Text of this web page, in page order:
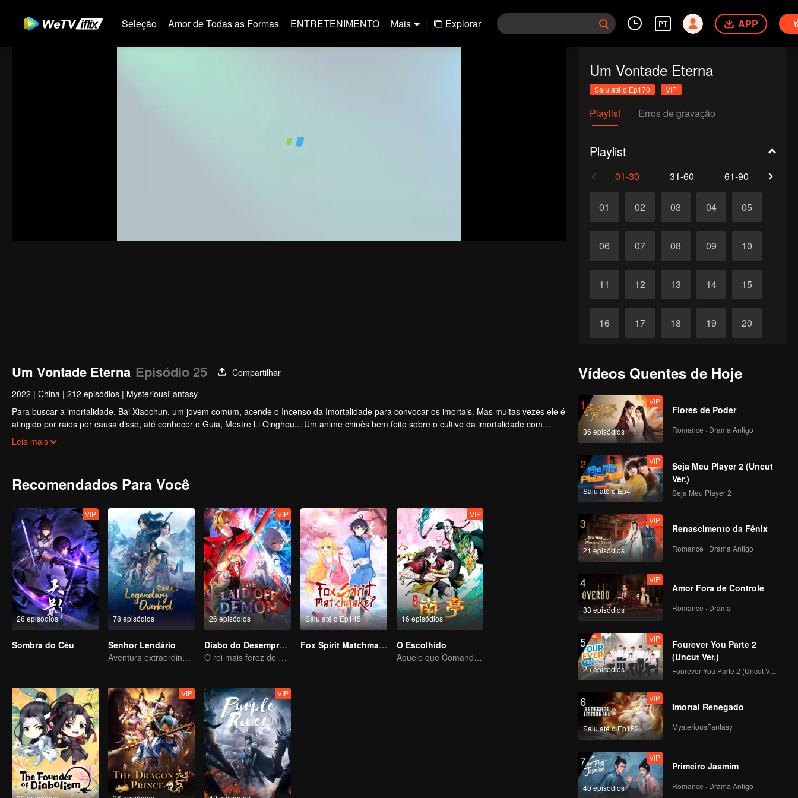
Seleção Amor de Todas as Formas ENTRETENIMENTO Mais | Explorar PT APP
Um Vontade Eterna
Saiu até o Ep170 VIP
Playlist Erros de gravação
Playlist
01-30 31-60 61-90
01 02 03 04 05
06 07 08 09 10
11 12 13 14 15
16 17 18 19 20
26 27
Um Vontade Eterna Episódio 25
Compartilhar
2022 | China | 212 episódios | MysteriousFantasy
Para buscar a imortalidade, Bai Xiaochun, um jovem comum, acende o Incenso da Imortalidade para convocar os imortais. Mas muitas vezes ele é
atingido por raios por causa disso, até conhecer o Guia, Mestre Li Qinghou... Um anime chinês bem feito sobre o cultivo da imortalidade com
inúmeras tramas divertidas. Venha assistir para encher seu verão de alegria.
Leia mais
Recomendados Para Você
26 episódios
VIP
Sombra do Céu
78 episódios
Senhor Lendário
Aventura extraordinária, um adolescente renascido da adversidade
26 episódios
VIP
Diabo do Desemprego
O rei mais feroz do mundo demoníaco
Saiu até o Ep145
Fox Spirit Matchmaker
16 episódios
VIP
O Escolhido
Aquele que Comanda os Céus — Que Comece a Batalha!
VIP VIP
Vídeos Quentes de Hoje
1
36 episódios
VIP
Flores de Poder
Romance · Drama Antigo
2
Saiu até o Ep4
VIP
Seja Meu Player 2 (Uncut
Ver.)
Seja Meu Player 2
3
21 episódios
VIP
Renascimento da Fênix
Romance · Drama Antigo
4
33 episódios
VIP
Amor Fora de Controle
Romance · Drama
5
25 episódios
VIP
Fourever You Parte 2
(Uncut Ver.)
Fourever You Parte 2 (Uncut Ver.)
6
Saiu até o Ep152
VIP
Imortal Renegado
MysteriousFantasy
7
40 episódios
VIP
Primeiro Jasmim
Romance · Drama Antigo